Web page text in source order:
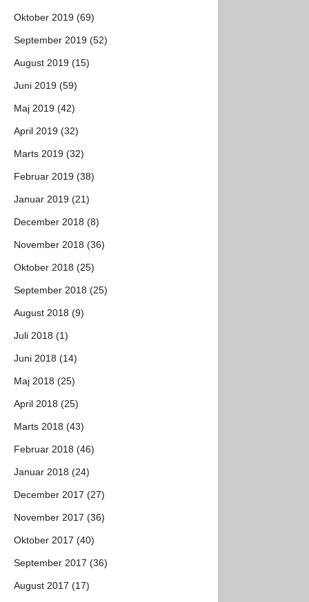
Oktober 2019 (69)
September 2019 (52)
August 2019 (15)
Juni 2019 (59)
Maj 2019 (42)
April 2019 (32)
Marts 2019 (32)
Februar 2019 (38)
Januar 2019 (21)
December 2018 (8)
November 2018 (36)
Oktober 2018 (25)
September 2018 (25)
August 2018 (9)
Juli 2018 (1)
Juni 2018 (14)
Maj 2018 (25)
April 2018 (25)
Marts 2018 (43)
Februar 2018 (46)
Januar 2018 (24)
December 2017 (27)
November 2017 (36)
Oktober 2017 (40)
September 2017 (36)
August 2017 (17)